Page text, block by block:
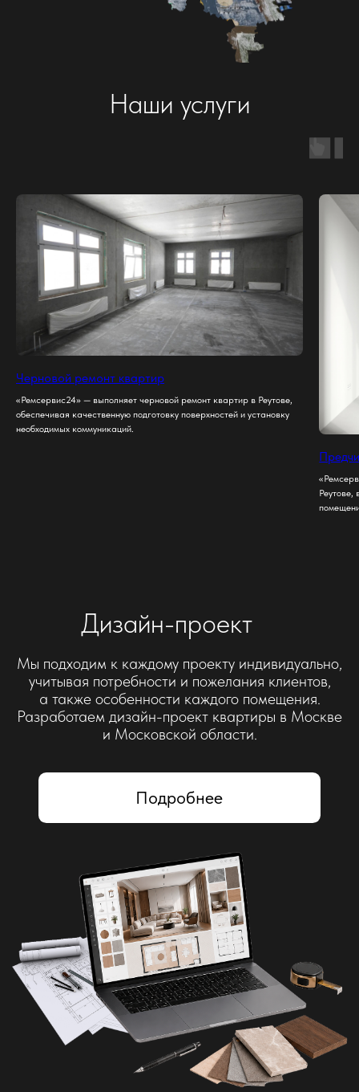
Черновой ремонт квартир
«Ремсервис24» — выполняет черновой ремонт квартир в Реутове,
обеспечивая качественную подготовку поверхностей и установку
необходимых коммуникаций.
Реутове,
ищу баланс между эстетикой и
функциональностью, чтобы пространство
отражало характер человека и оставалось
удобным каждый день.»
Дарья Казак
Дизайнер интерьера
Кусочек Скандинавии
71 м²